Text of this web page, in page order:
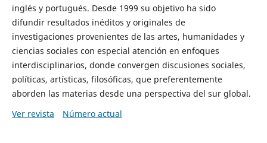
inglés y portugués. Desde 1999 su objetivo ha sido
difundir resultados inéditos y originales de
investigaciones provenientes de las artes, humanidades y
ciencias sociales con especial atención en enfoques
interdisciplinarios, donde convergen discusiones sociales,
políticas, artísticas, filosóficas, que preferentemente
aborden las materias desde una perspectiva del sur global.
Ver revista
Número actual